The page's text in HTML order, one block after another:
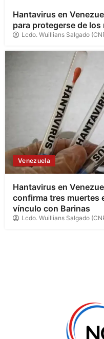
Hantavirus en
para protegerse de los
Lcdo. Wuillians Salgado
Venezuela
Hantavirus en
confirma tres muertes
vínculo con Barinas
Lcdo. Wuillians Salgado